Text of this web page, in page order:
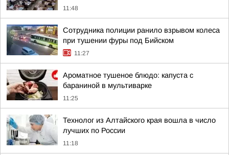
11:48
Сотрудника полиции ранило взрывом колеса
при тушении фуры под Бийском
11:27
Ароматное тушеное блюдо: капуста с
бараниной в мультиварке
11:25
Технолог из Алтайского края вошла в число
лучших по России
11:18